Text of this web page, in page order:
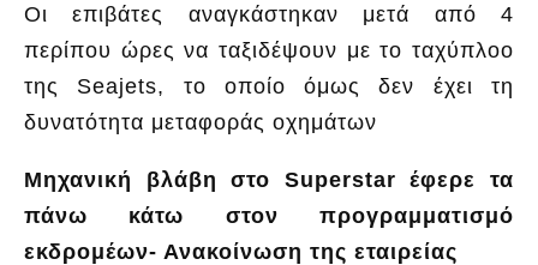
Οι επιβάτες αναγκάστηκαν μετά από 4
περίπου ώρες να ταξιδέψουν με το ταχύπλοο
της Seajets, το οποίο όμως δεν έχει τη
δυνατότητα μεταφοράς οχημάτων
Μηχανική βλάβη στο Superstar έφερε τα
πάνω κάτω στον προγραμματισμό
εκδρομέων- Ανακοίνωση της εταιρείας